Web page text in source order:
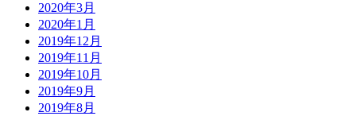
2020年3月
2020年1月
2019年12月
2019年11月
2019年10月
2019年9月
2019年8月